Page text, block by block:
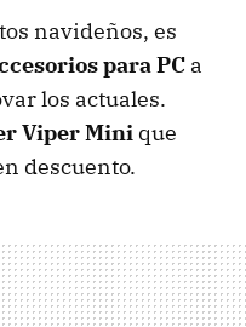
navideños, es
para PC a
los actuales.
Viper Mini que
descuento.